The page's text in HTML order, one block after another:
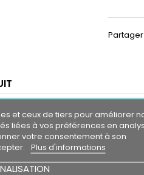
Partager
et ceux de tiers pour améliorer
liées à vos préférences en
votre consentement à son
Plus d'informations